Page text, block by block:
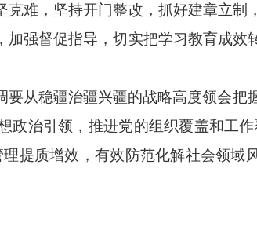
难，坚持开门整改，抓好建章立制
强督促指导，切实把学习教育成效
从稳疆治疆兴疆的战略高度领会把
政治引领，推进党的组织覆盖和工
提质增效，有效防范化解社会领域